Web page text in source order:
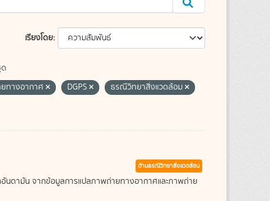
เรียงโดย
ทางอากาศ DGPS
ธรณีวิทยาสิ่งแวดล้อม
ด้านธรณีวิทยาสิ่งแวดล้อม
อันดามัน จากข้อมูลการแปลภาพถ่ายทางอากาศและภาพถ่าย